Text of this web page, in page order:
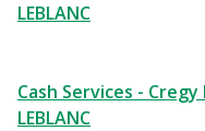
LEBLANC
Cash Services - Cregy
LEBLANC